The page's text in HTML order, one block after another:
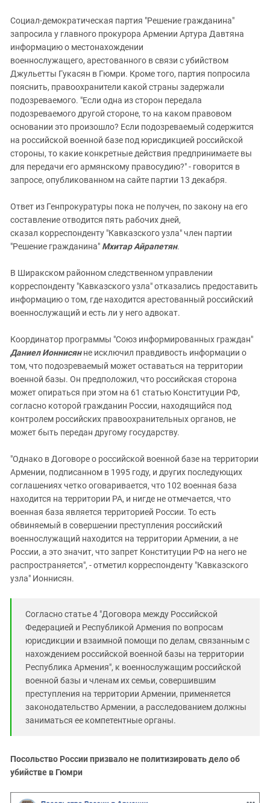
Социал-демократическая партия "Решение гражданина"
запросила у главного прокурора Армении Артура Давтяна
информацию о местонахождении
военнослужащего, арестованного в связи с убийством
Джульетты Гукасян в Гюмри. Кроме того, партия попросила
пояснить, правоохранители какой страны задержали
подозреваемого. "Если одна из сторон передала
подозреваемого другой стороне, то на каком правовом
основании это произошло? Если подозреваемый содержится
на российской военной базе под юрисдикцией российской
стороны, то какие конкретные действия предпринимаете вы
для передачи его армянскому правосудию?" - говорится в
запросе, опубликованном на сайте партии 13 декабря.
Ответ из Генпрокуратуры пока не получен, по закону на его
составление отводится пять рабочих дней,
сказал корреспонденту "Кавказского узла" член партии
"Решение гражданина" Мхитар Айрапетян.
В Ширакском районном следственном управлении
корреспонденту "Кавказского узла" отказались предоставить
информацию о том, где находится арестованный российский
военнослужащий и есть ли у него адвокат.
Координатор программы "Союз информированных граждан"
Даниел Ионнисянне исключил правдивость информации о
том, что подозреваемый может оставаться на территории
военной базы. Он предположил, что российская сторона
может опираться при этом на 61 статью Конституции РФ,
согласно которой гражданин России, находящийся под
контролем российских правоохранительных органов, не
может быть передан другому государству.
"Однако в Договоре о российской военной базе на территории
Армении, подписанном в 1995 году, и других последующих
соглашениях четко оговаривается, что 102 военная база
находится на территории РА, и нигде не отмечается, что
военная база является территорией России. То есть
обвиняемый в совершении преступления российский
военнослужащий находится на территории Армении, а не
России, а это значит, что запрет Конституции РФ на него не
распространяется", - отметил корреспонденту "Кавказского
узла" Ионнисян.
Согласно статье 4 "Договора между Российской
Федерацией и Республикой Армения по вопросам
юрисдикции и взаимной помощи по делам, связанным с
нахождением российской военной базы на территории
Республика Армения", к военнослужащим российской
военной базы и членам их семьи, совершившим
преступления на территории Армении, применяется
законодательство Армении, а расследованием должны
заниматься ее компетентные органы.
Посольство России призвало не политизировать дело об
убийстве в Гюмри